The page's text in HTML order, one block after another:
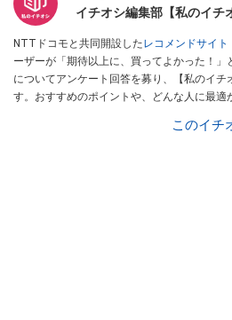
イチオシ編集部【私のイチ
NTTドコモと共同開設したレコメンドサイト
ーザーが「期待以上に、買ってよかった！」
についてアンケート回答を募り、【私のイチ
す。おすすめのポイントや、どんな人に最適
このイチ